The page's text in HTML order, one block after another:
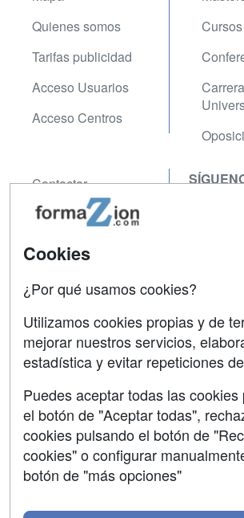
Quienes somos
Tarifas publicidad
Acceso Usuarios
Acceso Centros
Contactar
Confidencialidad
Aviso legal
Grupo formazion:
Cookies
¿Por qué usamos cookies?
Utilizamos cookies propias y de
mejorar nuestros servicios,
estadística y evitar repeticiones
Puedes aceptar todas las cookies
el botón de "Aceptar todas",
cookies pulsando el botón de
cookies" o configurar
botón de "más opciones"